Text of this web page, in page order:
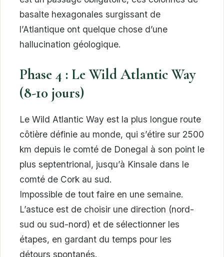
basalte hexagonales surgissant de
l’Atlantique ont quelque chose d’une
hallucination géologique.
Phase 4 : Le Wild Atlantic Way
(8-10 jours)
Le Wild Atlantic Way est la plus longue route
côtière définie au monde, qui s’étire sur 2500
km depuis le comté de Donegal à son point le
plus septentrional, jusqu’à Kinsale dans le
comté de Cork au sud.
Impossible de tout faire en une semaine.
L’astuce est de choisir une direction (nord-
sud ou sud-nord) et de sélectionner les
étapes, en gardant du temps pour les
détours spontanés.